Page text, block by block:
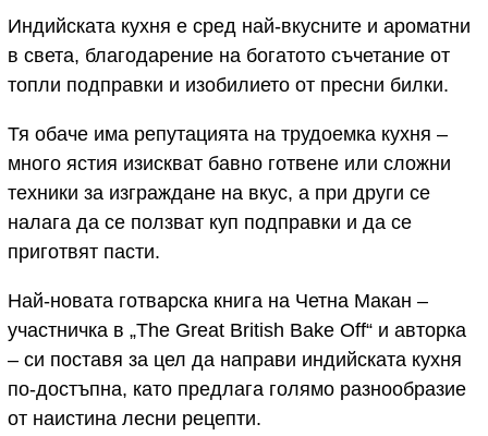
Индийската кухня е сред най-вкусните и ароматни
в света, благодарение на богатото съчетание от
топли подправки и изобилието от пресни билки.
Тя обаче има репутацията на трудоемка кухня –
много ястия изискват бавно готвене или сложни
техники за изграждане на вкус, а при други се
налага да се ползват куп подправки и да се
приготвят пасти.
Най-новата готварска книга на Четна Макан –
участничка в „The Great British Bake Off“ и авторка
– си поставя за цел да направи индийската кухня
по-достъпна, като предлага голямо разнообразие
от наистина лесни рецепти.